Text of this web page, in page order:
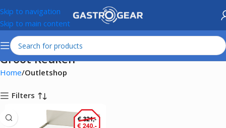
Skip to navigation
Skip to main content
Groot Keuken
Home Outletshop
Filters